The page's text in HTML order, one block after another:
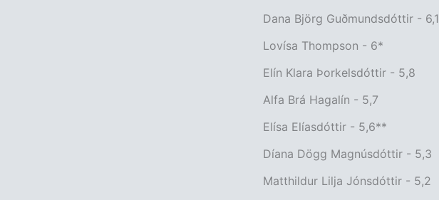
Dana Björg Guðmundsdóttir - 6,1
Lovísa Thompson - 6*
Elín Klara Þorkelsdóttir - 5,8
Alfa Brá Hagalín - 5,7
Elísa Elíasdóttir - 5,6**
Díana Dögg Magnúsdóttir - 5,3
Matthildur Lilja Jónsdóttir - 5,2